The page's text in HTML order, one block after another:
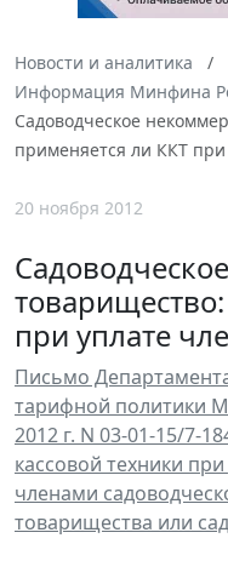
Новости и аналитика
Информация Минфина
Садоводческое
применяется ли ККТ при
20 ноября 2012
при уплате
Письмо
тарифной политики
2012 г. N 03-01-15/7-
кассовой техники
членами
товарищества или